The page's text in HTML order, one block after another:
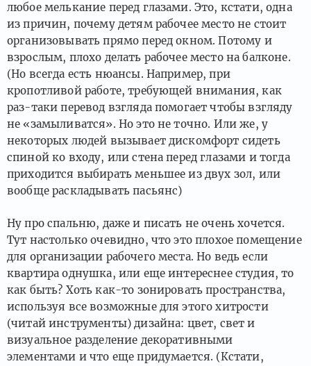
любое мелькание перед глазами. Это, кстати, одна
из причин, почему детям рабочее место не стоит
организовывать прямо перед окном. Потому и
взрослым, плохо делать рабочее место на балконе.
(Но всегда есть нюансы. Например, при
кропотливой работе, требующей внимания, как
раз-таки перевод взгляда помогает чтобы взгляду
не «замыливатся». Но это не точно. Или же, у
некоторых людей вызывает дискомфорт сидеть
спиной ко входу, или стена перед глазами и тогда
приходится выбирать меньшее из двух зол, или
вообще раскладывать пасьянс)
Ну про спальню, даже и писать не очень хочется.
Тут настолько очевидно, что это плохое помещение
для организации рабочего места. Но ведь если
квартира однушка, или еще интереснее студия, то
как быть? Хоть как-то зонировать пространства,
используя все возможные для этого хитрости
(читай инструменты) дизайна: цвет, свет и
визуальное разделение декоративными
элементами и что еще придумается. (Кстати,